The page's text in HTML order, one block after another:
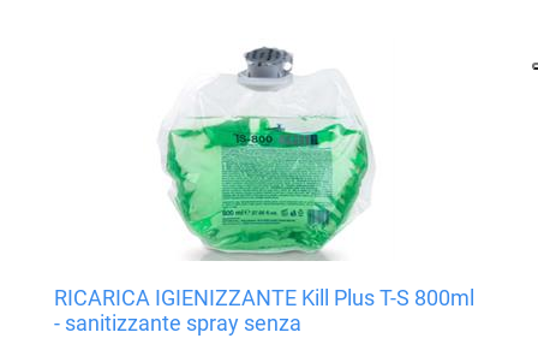
RICARICA IGIENIZZANTE Kill Plus T-S 800ml
- sanitizzante spray senza